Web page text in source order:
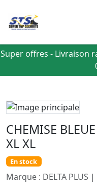
Super offres - Livraison
CHEMISE
XL XL
En stock
Marque : DELTA PLUS